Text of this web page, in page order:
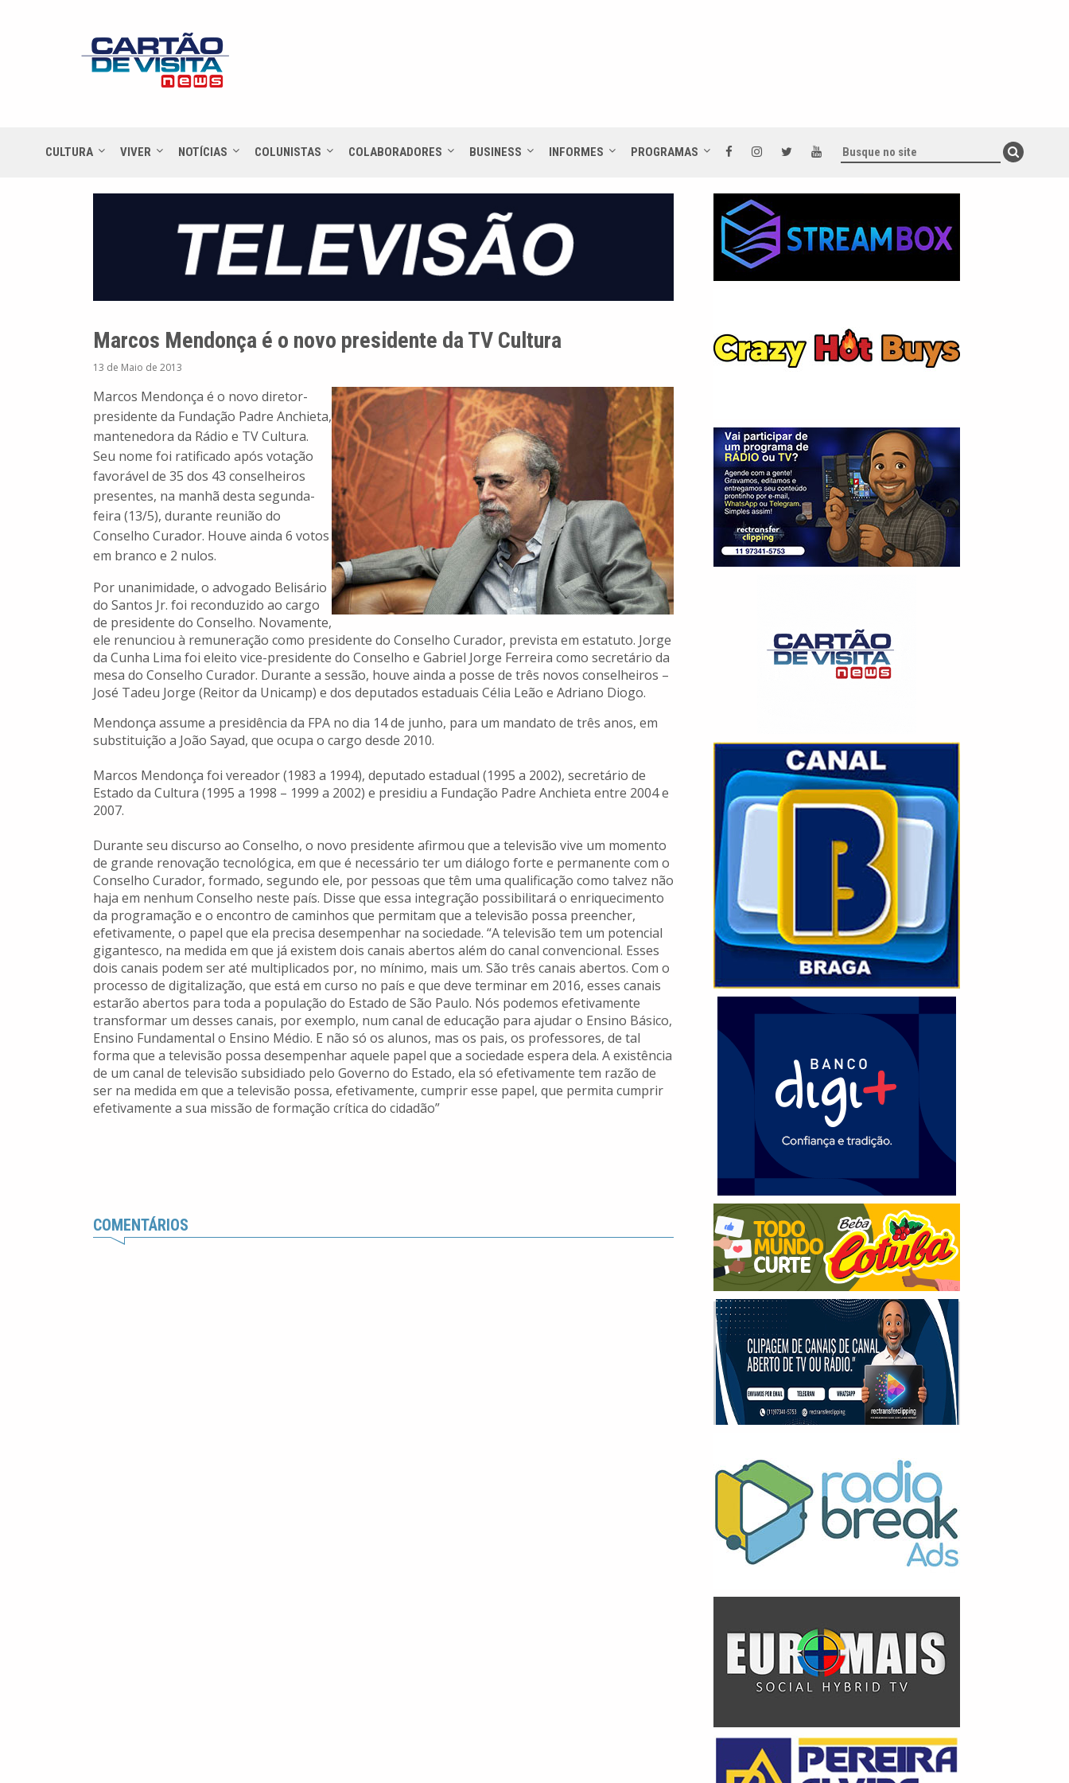
CULTURA VIVER NOTÍCIAS COLUNISTAS COLABORADORES BUSINESS INFORMES PROGRAMAS
Marcos Mendonça é o novo presidente da TV Cultura
13 de Maio de 2013
Marcos Mendonça é o novo diretor-
presidente da Fundação Padre Anchieta,
mantenedora da Rádio e TV Cultura.
Seu nome foi ratificado após votação
favorável de 35 dos 43 conselheiros
presentes, na manhã desta segunda-
feira (13/5), durante reunião do
Conselho Curador. Houve ainda 6 votos
em branco e 2 nulos.
Por unanimidade, o advogado Belisário
do Santos Jr. foi reconduzido ao cargo
de presidente do Conselho. Novamente,
ele renunciou à remuneração como presidente do Conselho Curador, prevista em estatuto. Jorge
da Cunha Lima foi eleito vice-presidente do Conselho e Gabriel Jorge Ferreira como secretário da
mesa do Conselho Curador. Durante a sessão, houve ainda a posse de três novos conselheiros –
José Tadeu Jorge (Reitor da Unicamp) e dos deputados estaduais Célia Leão e Adriano Diogo.
Mendonça assume a presidência da FPA no dia 14 de junho, para um mandato de três anos, em
substituição a João Sayad, que ocupa o cargo desde 2010.
Marcos Mendonça foi vereador (1983 a 1994), deputado estadual (1995 a 2002), secretário de
Estado da Cultura (1995 a 1998 – 1999 a 2002) e presidiu a Fundação Padre Anchieta entre 2004 e
2007.
Durante seu discurso ao Conselho, o novo presidente afirmou que a televisão vive um momento
de grande renovação tecnológica, em que é necessário ter um diálogo forte e permanente com o
Conselho Curador, formado, segundo ele, por pessoas que têm uma qualificação como talvez não
haja em nenhum Conselho neste país. Disse que essa integração possibilitará o enriquecimento
da programação e o encontro de caminhos que permitam que a televisão possa preencher,
efetivamente, o papel que ela precisa desempenhar na sociedade. “A televisão tem um potencial
gigantesco, na medida em que já existem dois canais abertos além do canal convencional. Esses
dois canais podem ser até multiplicados por, no mínimo, mais um. São três canais abertos. Com o
processo de digitalização, que está em curso no país e que deve terminar em 2016, esses canais
estarão abertos para toda a população do Estado de São Paulo. Nós podemos efetivamente
transformar um desses canais, por exemplo, num canal de educação para ajudar o Ensino Básico,
Ensino Fundamental o Ensino Médio. E não só os alunos, mas os pais, os professores, de tal
forma que a televisão possa desempenhar aquele papel que a sociedade espera dela. A existência
de um canal de televisão subsidiado pelo Governo do Estado, ela só efetivamente tem razão de
ser na medida em que a televisão possa, efetivamente, cumprir esse papel, que permita cumprir
efetivamente a sua missão de formação crítica do cidadão”
COMENTÁRIOS